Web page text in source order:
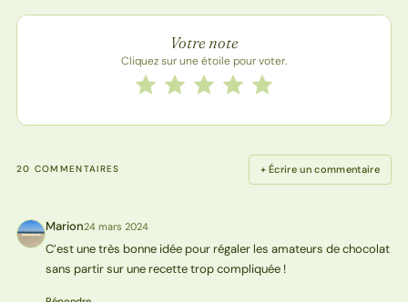
Note de la recette
Votre note
Cliquez sur une étoile pour voter.
Notez cette recette de 1 à 5 étoiles
5 étoiles
4 étoiles
3 étoiles
2 étoiles
1 étoile
20 COMMENTAIRES + Écrire un commentaire
M Marion24 mars 2024
C’est une très bonne idée pour régaler les amateurs de chocolat
sans partir sur une recette trop compliquée !